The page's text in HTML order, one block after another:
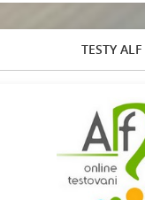
TESTY ALF